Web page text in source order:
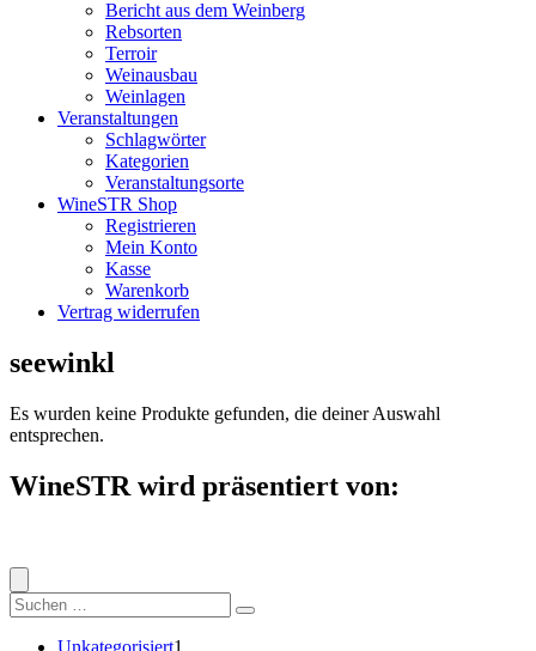
Bericht aus dem Weinberg
Rebsorten
Terroir
Weinausbau
Weinlagen
Veranstaltungen
Schlagwörter
Kategorien
Veranstaltungsorte
WineSTR Shop
Registrieren
Mein Konto
Kasse
Warenkorb
Vertrag widerrufen
seewinkl
Es wurden keine Produkte gefunden, die deiner Auswahl
entsprechen.
WineSTR wird präsentiert von:
Suche
nach:
Unkategorisiert1